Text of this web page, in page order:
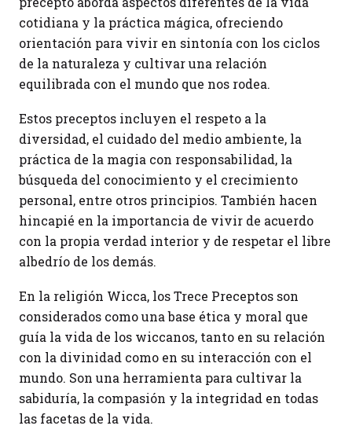
cotidiana y la práctica mágica, ofreciendo
orientación para vivir en sintonía con los ciclos
de la naturaleza y cultivar una relación
equilibrada con el mundo que nos rodea.
Estos preceptos incluyen el respeto a la
diversidad, el cuidado del medio ambiente, la
práctica de la magia con responsabilidad, la
búsqueda del conocimiento y el crecimiento
personal, entre otros principios. También hacen
hincapié en la importancia de vivir de acuerdo
con la propia verdad interior y de respetar el libre
albedrío de los demás.
En la religión Wicca, los Trece Preceptos son
considerados como una base ética y moral que
guía la vida de los wiccanos, tanto en su relación
con la divinidad como en su interacción con el
mundo. Son una herramienta para cultivar la
sabiduría, la compasión y la integridad en todas
las facetas de la vida.